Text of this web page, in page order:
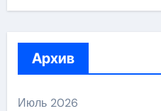
Архив
Июль 2026